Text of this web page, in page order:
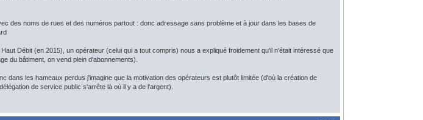
des noms de rues et des numéros partout : donc adressage sans problème et à jour dans les bases de
Débit (en 2015), un opérateur (celui qui a tout compris) nous a expliqué froidement qu'il n'était intéressé que
du bâtiment, on vend plein d'abonnements).
dans les hameaux perdus j'imagine que la motivation des opérateurs est plutôt limitée (d'où la création de
de service public s'arrête là où il y a de l'argent).